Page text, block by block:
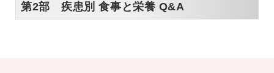
第2部 疾患別 食事と栄養 Q&A